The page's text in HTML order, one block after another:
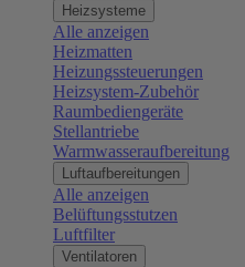
Heizsysteme
Alle anzeigen
Heizmatten
Heizungssteuerungen
Heizsystem-Zubehör
Raumbediengeräte
Stellantriebe
Warmwasseraufbereitung
Luftaufbereitungen
Alle anzeigen
Belüftungsstutzen
Luftfilter
Ventilatoren